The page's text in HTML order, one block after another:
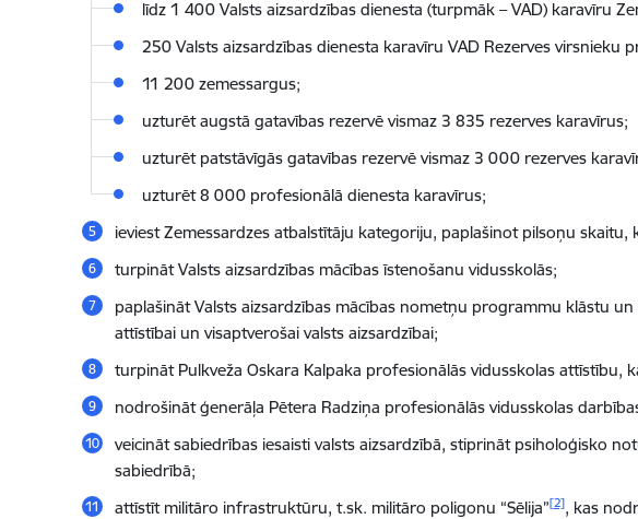
līdz 1 400 Valsts aizsardzības dienesta (turpmāk – VAD) karavīru
250 Valsts aizsardzības dienesta karavīru VAD Rezerves virsnieku
11 200 zemessargus;
uzturēt augstā gatavības rezervē vismaz 3 835 rezerves karavīrus;
uzturēt patstāvīgās gatavības rezervē vismaz 3 000 rezerves
uzturēt 8 000 profesionālā dienesta karavīrus;
ieviest Zemessardzes atbalstītāju kategoriju, paplašinot pilsoņu skaitu,
turpināt Valsts aizsardzības mācības īstenošanu vidusskolās;
paplašināt Valsts aizsardzības mācības nometņu programmu klāstu
attīstībai un visaptverošai valsts aizsardzībai;
turpināt Pulkveža Oskara Kalpaka profesionālās vidusskolas
nodrošināt ģenerāļa Pētera Radziņa profesionālās vidusskolas
veicināt sabiedrības iesaisti valsts aizsardzībā, stiprināt psiholoģisko
sabiedrībā;
attīstīt militāro infrastruktūru, t.sk. militāro poligonu “Sēlija”[2], kas